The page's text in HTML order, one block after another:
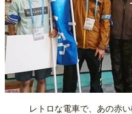
レトロな電車で、あの赤